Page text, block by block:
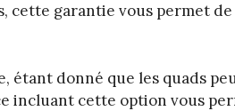
cette garantie vous permet
étant donné que les quads
incluant cette option vous